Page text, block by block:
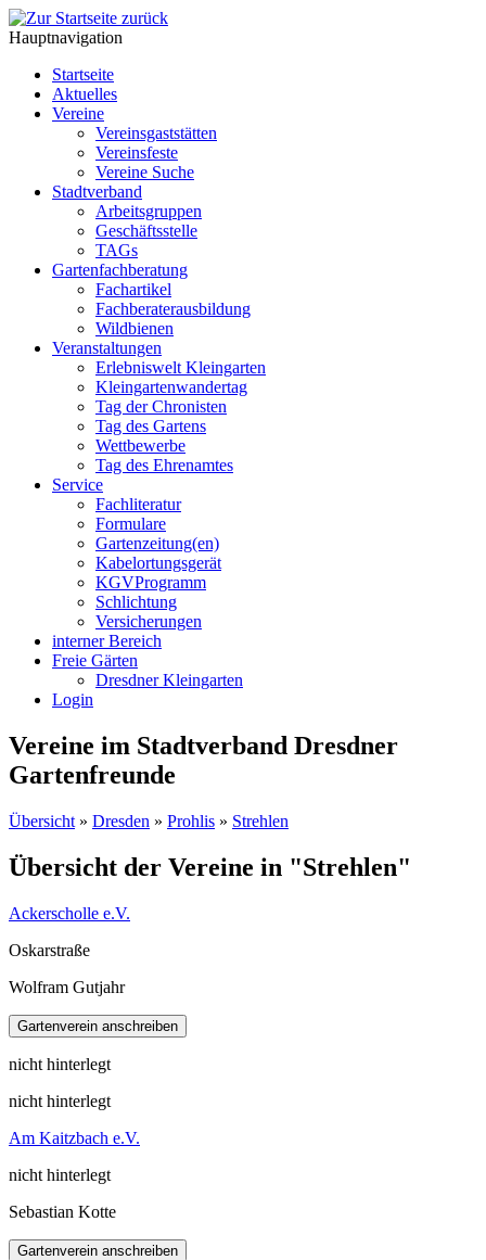
Hauptnavigation
Startseite
Aktuelles
Vereine
Vereinsgaststätten
Vereinsfeste
Vereine Suche
Stadtverband
Arbeitsgruppen
Geschäftsstelle
TAGs
Gartenfachberatung
Fachartikel
Fachberaterausbildung
Wildbienen
Veranstaltungen
Erlebniswelt Kleingarten
Kleingartenwandertag
Tag der Chronisten
Tag des Gartens
Wettbewerbe
Tag des Ehrenamtes
Service
Fachliteratur
Formulare
Gartenzeitung(en)
Kabelortungsgerät
KGVProgramm
Schlichtung
Versicherungen
interner Bereich
Freie Gärten
Dresdner Kleingarten
Login
Vereine im Stadtverband Dresdner
Gartenfreunde
Übersicht » Dresden » Prohlis » Strehlen
Übersicht der Vereine in "Strehlen"
Ackerscholle e.V.
Oskarstraße
Wolfram Gutjahr
nicht hinterlegt
nicht hinterlegt
Am Kaitzbach e.V.
nicht hinterlegt
Sebastian Kotte